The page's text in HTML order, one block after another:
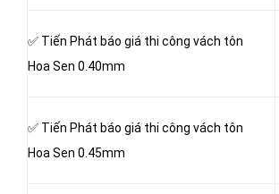
✅ Tiến Phát báo giá thi công vách tôn
Hoa Sen 0.40mm
✅ Tiến Phát báo giá thi công vách tôn
Hoa Sen 0.45mm